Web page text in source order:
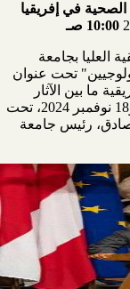
في إفريقيا
10:00 صـ
العليا بجامعة
تحت عنوان
ما بين الآثار
والاستجابة". من المقرر عقد الملتقى يومي 17 و18 نوفمبر 2024، تحت
رئيس جامعة